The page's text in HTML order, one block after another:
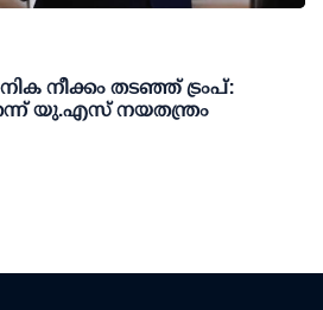
നീക്കം തടഞ്ഞ് ട്രംപ്:
യു.എസ് നയതന്ത്രം